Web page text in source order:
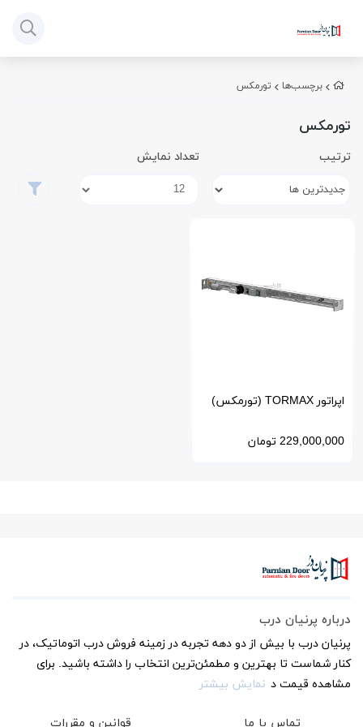
برچسب‌ها تورمکس
تورمکس
ترتیب تعداد نمایش
اپراتور TORMAX (تورمکس)
سوئیس مدل WinDrive
229,000,000 تومان
درباره پرنیان درب
پرنیان درب با بیش از دو دهه تجربه در زمینه فروش درب اتوماتیک، در
کنار شماست تا بهترین و مطمئن‌ترین انتخاب را داشته باشید. برای
مشاهده قیمت د نمایش بیشتر
تماس با ما قوانین و مقررات